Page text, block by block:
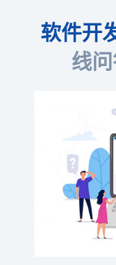
软件开
线